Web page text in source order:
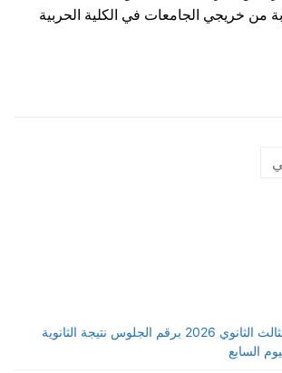
من خريجي الجامعات في الكلية الحربية
معرفة نتيجة الصف الثالث الثانوي 2026 برقم الجلوس نتيجة الثانوية
السابع